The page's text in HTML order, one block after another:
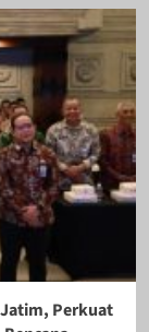
Perkuat